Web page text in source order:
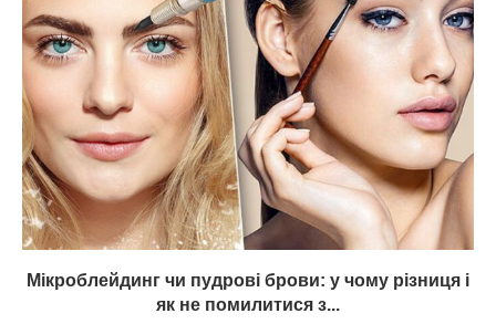
Мікроблейдинг чи пудрові брови: у чому різниця і
як не помилитися з...